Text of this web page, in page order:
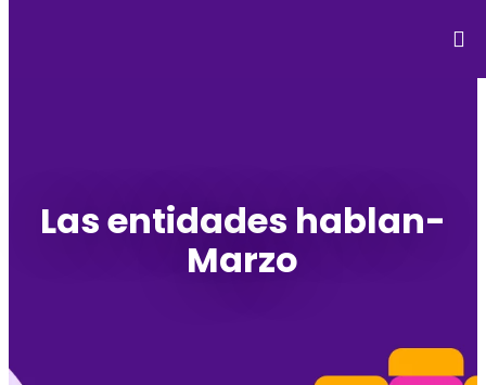
Las entidades hablan-
Marzo